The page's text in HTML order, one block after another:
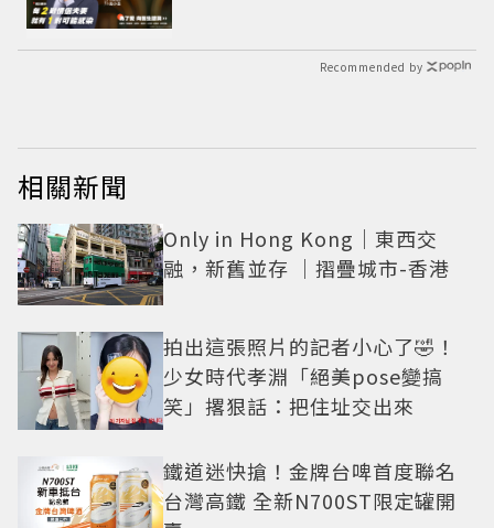
Recommended by
相關新聞
Only in Hong Kong｜東西交
融，新舊並存 ｜摺疊城市-香港
拍出這張照片的記者小心了🤣！
少女時代孝淵「絕美pose變搞
笑」撂狠話：把住址交出來
鐵道迷快搶！金牌台啤首度聯名
台灣高鐵 全新N700ST限定罐開